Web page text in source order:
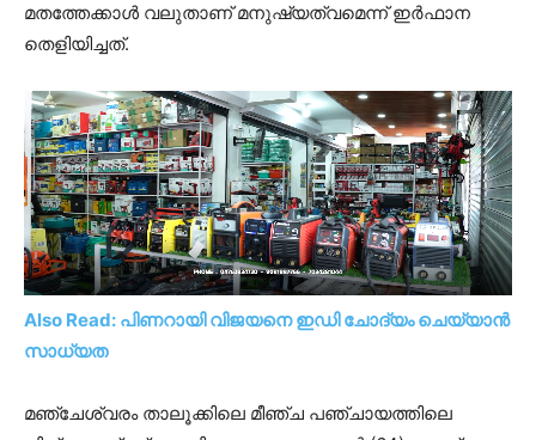
മതത്തേക്കാൾ വലുതാണ് മനുഷ്യത്വമെന്ന് ഇർഫാന
തെളിയിച്ചത്.
Also Read: പിണറായി വിജയനെ ഇഡി ചോദ്യം ചെയ്യാൻ
സാധ്യത
മഞ്ചേശ്വരം താലൂക്കിലെ മീഞ്ച പഞ്ചായത്തിലെ